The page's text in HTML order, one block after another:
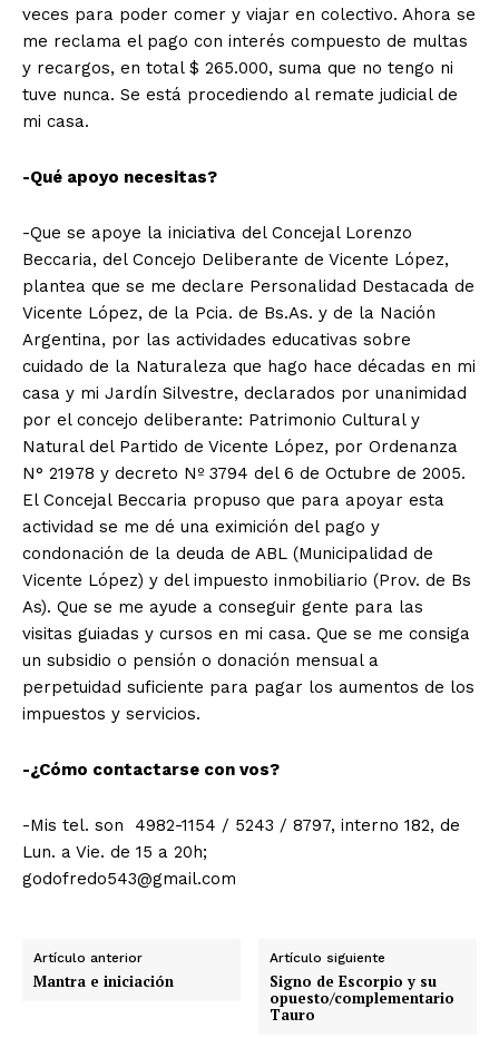
veces para poder comer y viajar en colectivo. Ahora se
me reclama el pago con interés compuesto de multas
y recargos, en total $ 265.000, suma que no tengo ni
tuve nunca. Se está procediendo al remate judicial de
mi casa.
-Qué apoyo necesitas?
-Que se apoye la iniciativa del Concejal Lorenzo
Beccaria, del Concejo Deliberante de Vicente López,
plantea que se me declare Personalidad Destacada de
Vicente López, de la Pcia. de Bs.As. y de la Nación
Argentina, por las actividades educativas sobre
cuidado de la Naturaleza que hago hace décadas en mi
casa y mi Jardín Silvestre, declarados por unanimidad
por el concejo deliberante: Patrimonio Cultural y
Natural del Partido de Vicente López, por Ordenanza
N° 21978 y decreto Nº 3794 del 6 de Octubre de 2005.
El Concejal Beccaria propuso que para apoyar esta
actividad se me dé una eximición del pago y
condonación de la deuda de ABL (Municipalidad de
Vicente López) y del impuesto inmobiliario (Prov. de Bs
As). Que se me ayude a conseguir gente para las
visitas guiadas y cursos en mi casa. Que se me consiga
un subsidio o pensión o donación mensual a
perpetuidad suficiente para pagar los aumentos de los
impuestos y servicios.
-¿Cómo contactarse con vos?
-Mis tel. son
4982-1154 / 5243 / 8797, interno 182, de
Lun. a Vie. de 15 a 20h;
godofredo543@gmail.com
Artículo anterior
Mantra e iniciación
Artículo siguiente
Signo de Escorpio y su
opuesto/complementario
Tauro